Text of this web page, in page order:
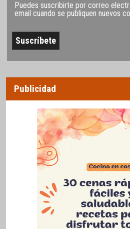
Puedes suscribirte por correo
email cuando se publiquen nuevos
Publicidad